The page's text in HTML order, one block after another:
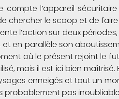
compte l’appareil sécuritaire
chercher le scoop et de faire
l’action sur deux
et en parallèle son
où le présent rejoint le
mais il est ici bien
enneigés et tout un
probablement pas